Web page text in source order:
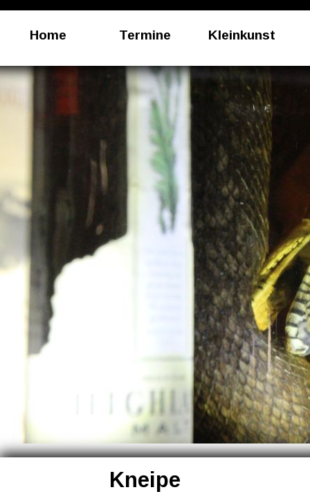
Home Termine Kleinkunst
Kneipe